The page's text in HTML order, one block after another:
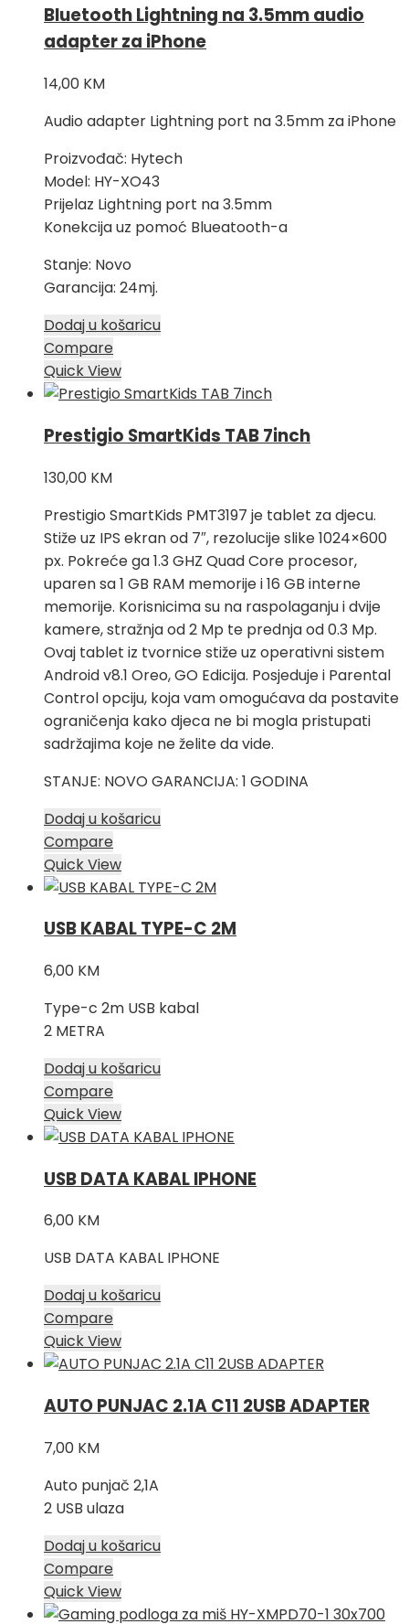
Bluetooth Lightning na 3.5mm audio
adapter za iPhone
14,00 KM
Audio adapter Lightning port na 3.5mm za iPhone
Proizvođač: Hytech
Model: HY-XO43
Prijelaz Lightning port na 3.5mm
Konekcija uz pomoć Blueatooth-a
Stanje: Novo
Garancija: 24mj.
Dodaj u košaricu
Compare
Quick View
Prestigio SmartKids TAB 7inch
130,00 KM
Prestigio SmartKids PMT3197 je tablet za djecu.
Stiže uz IPS ekran od 7″, rezolucije slike 1024×600
px. Pokreće ga 1.3 GHZ Quad Core procesor,
uparen sa 1 GB RAM memorije i 16 GB interne
memorije. Korisnicima su na raspolaganju i dvije
kamere, stražnja od 2 Mp te prednja od 0.3 Mp.
Ovaj tablet iz tvornice stiže uz operativni sistem
Android v8.1 Oreo, GO Edicija. Posjeduje i Parental
Control opciju, koja vam omogućava da postavite
ograničenja kako djeca ne bi mogla pristupati
sadržajima koje ne želite da vide.
STANJE: NOVO GARANCIJA: 1 GODINA
Dodaj u košaricu
Compare
Quick View
USB KABAL TYPE-C 2M
6,00 KM
Type-c 2m USB kabal
2 METRA
Dodaj u košaricu
Compare
Quick View
USB DATA KABAL IPHONE
6,00 KM
USB DATA KABAL IPHONE
Dodaj u košaricu
Compare
Quick View
AUTO PUNJAC 2.1A C11 2USB ADAPTER
7,00 KM
Auto punjač 2,1A
2 USB ulaza
Dodaj u košaricu
Compare
Quick View